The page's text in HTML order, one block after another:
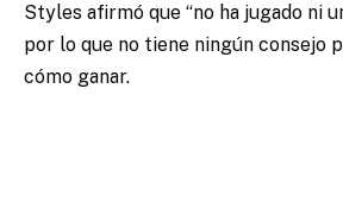
Styles afirmó que “no ha jugado ni
por lo que no tiene ningún consejo
cómo ganar.